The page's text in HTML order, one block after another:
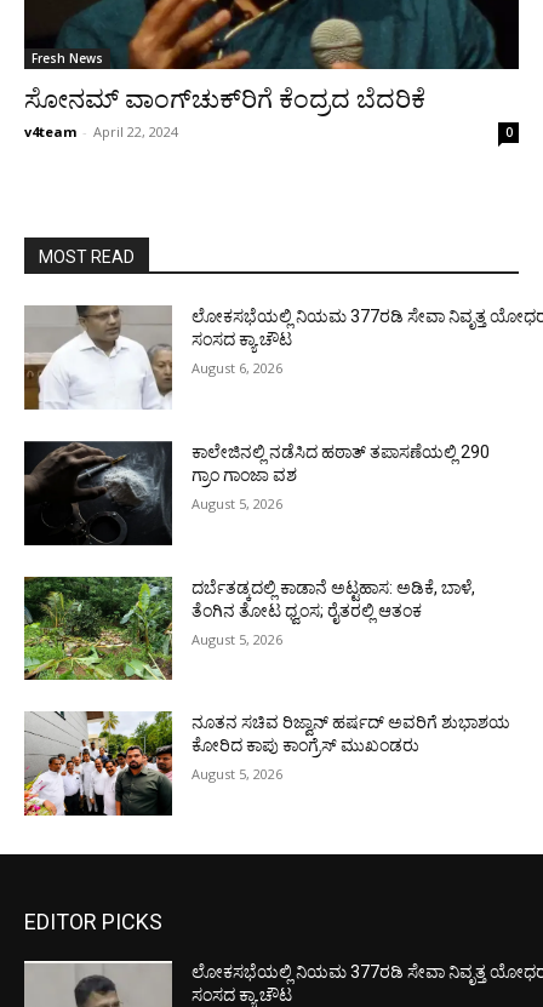
Fresh News
ಸೋನಮ್ ವಾಂಗ್‍ಚುಕ್‍ರಿಗೆ ಕೆಂದ್ರದ ಬೆದರಿಕೆ
v4team - April 22, 2024 0
MOST READ
ಲೋಕಸಭೆಯಲ್ಲಿ ನಿಯಮ 377ರಡಿ ಸೇವಾ ನಿವೃತ್ತ
ಸಂಸದ ಕ್ಯಾ.ಚೌಟ
August 6, 2026
ಕಾಲೇಜಿನಲ್ಲಿ ನಡೆಸಿದ ಹಠಾತ್ ತಪಾಸಣೆಯಲ್ಲಿ 290
ಗ್ರಾಂ ಗಾಂಜಾ ವಶ
August 5, 2026
ದರ್ಬೆತಡ್ಕದಲ್ಲಿ ಕಾಡಾನೆ ಅಟ್ಟಹಾಸ: ಅಡಿಕೆ, ಬಾಳೆ,
ತೆಂಗಿನ ತೋಟ ಧ್ವಂಸ; ರೈತರಲ್ಲಿ ಆತಂಕ
August 5, 2026
ನೂತನ ಸಚಿವ ರಿಜ್ವಾನ್ ಹರ್ಷದ್ ಅವರಿಗೆ ಶುಭಾಶಯ
ಕೋರಿದ ಕಾಪು ಕಾಂಗ್ರೆಸ್ ಮುಖಂಡರು
August 5, 2026
EDITOR PICKS
ಲೋಕಸಭೆಯಲ್ಲಿ ನಿಯಮ 377ರಡಿ ಸೇವಾ ನಿವೃತ್ತ
ಸಂಸದ ಕ್ಯಾ.ಚೌಟ